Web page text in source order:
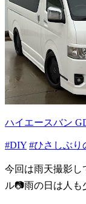
ハイエースバン
#DIY #ひさしぶり
今回は雨天撮影し
ル📷雨の日は人